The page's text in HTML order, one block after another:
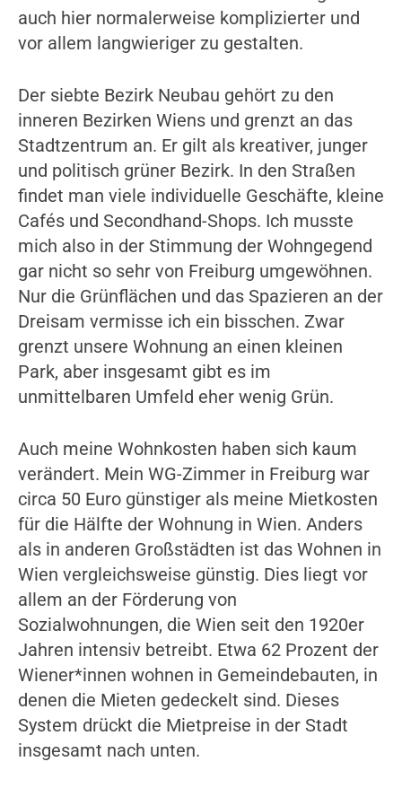
auch hier normalerweise komplizierter und
vor allem langwieriger zu gestalten.
Der siebte Bezirk Neubau gehört zu den
inneren Bezirken Wiens und grenzt an das
Stadtzentrum an. Er gilt als kreativer, junger
und politisch grüner Bezirk. In den Straßen
findet man viele individuelle Geschäfte, kleine
Cafés und Secondhand-Shops. Ich musste
mich also in der Stimmung der Wohngegend
gar nicht so sehr von Freiburg umgewöhnen.
Nur die Grünflächen und das Spazieren an der
Dreisam vermisse ich ein bisschen. Zwar
grenzt unsere Wohnung an einen kleinen
Park, aber insgesamt gibt es im
unmittelbaren Umfeld eher wenig Grün.
Auch meine Wohnkosten haben sich kaum
verändert. Mein WG-Zimmer in Freiburg war
circa 50 Euro günstiger als meine Mietkosten
für die Hälfte der Wohnung in Wien. Anders
als in anderen Großstädten ist das Wohnen in
Wien vergleichsweise günstig. Dies liegt vor
allem an der Förderung von
Sozialwohnungen, die Wien seit den 1920er
Jahren intensiv betreibt. Etwa 62 Prozent der
Wiener*innen wohnen in Gemeindebauten, in
denen die Mieten gedeckelt sind. Dieses
System drückt die Mietpreise in der Stadt
insgesamt nach unten.